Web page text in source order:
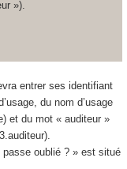
»).
entrer ses identifiant
du nom d’usage
et du mot « auditeur »
passe oublié ? » est situé